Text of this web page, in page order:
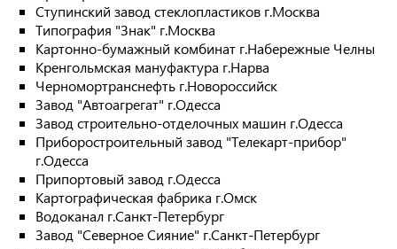
Ступинский завод стеклопластиков г.Москва
Типография "Знак" г.Москва
Картонно-бумажный комбинат г.Набережные Челны
Кренгольмская мануфактура г.Нарва
Черномортранснефть г.Новороссийск
Завод "Автоагрегат" г.Одесса
Завод строительно-отделочных машин г.Одесса
Приборостроительный завод "Телекарт-прибор"
г.Одесса
Припортовый завод г.Одесса
Картографическая фабрика г.Омск
Водоканал г.Санкт-Петербург
Завод "Северное Сияние" г.Санкт-Петербург